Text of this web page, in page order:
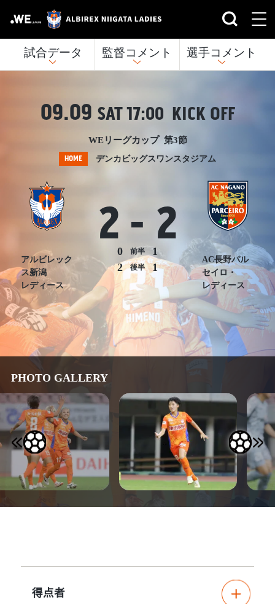
試合データ 監督コメント 選手コメント
09.09 SAT17:00 KICK OFF
WEリーグカップ 第3節
HOME デンカビッグスワンスタジアム
アルビレック
ス新潟
レディース
2 - 2
AC長野パル
セイロ・
レディース
0 前半
1
2
後半 1
PHOTO GALLERY
得点者